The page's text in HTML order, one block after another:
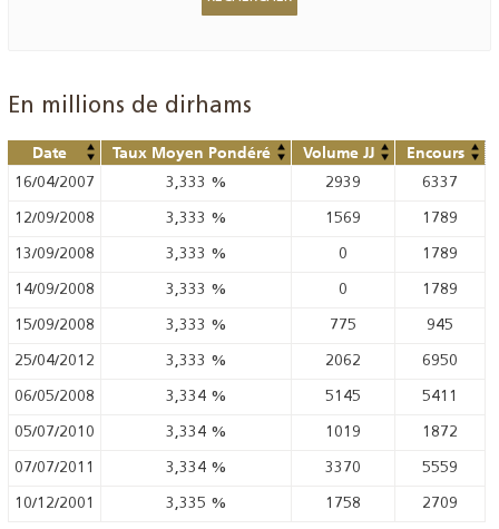
En millions de dirhams
Date Taux Moyen Pondéré Volume JJ Encours
16/04/2007 3,333 % 2939 6337
12/09/2008 3,333 % 1569 1789
13/09/2008 3,333 % 0 1789
14/09/2008 3,333 % 0 1789
15/09/2008 3,333 % 775 945
25/04/2012 3,333 % 2062 6950
06/05/2008 3,334 % 5145 5411
05/07/2010 3,334 % 1019 1872
07/07/2011 3,334 % 3370 5559
10/12/2001 3,335 % 1758 2709